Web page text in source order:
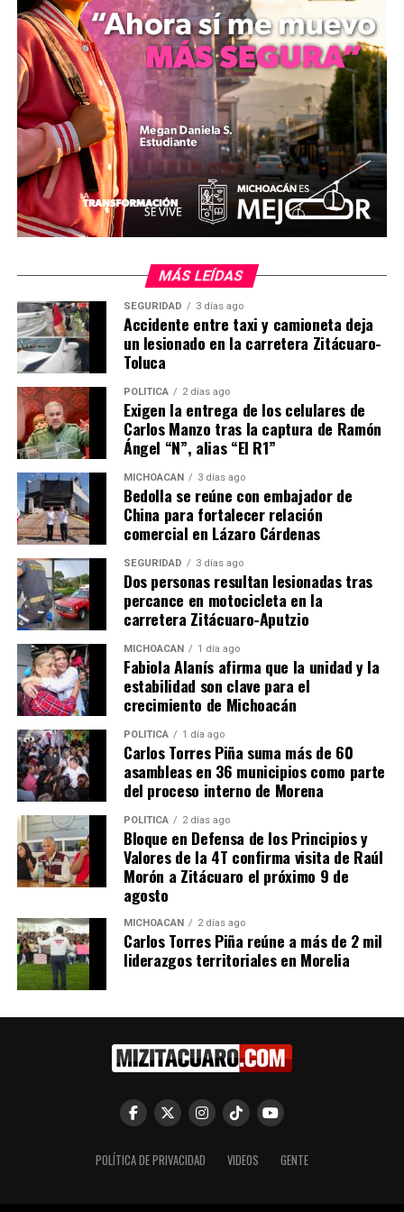
El cuerpo de Bomberos de Zitácuaro reiteró su
compromiso con la seguridad de la ciudadanía,
recordando a la población los números de emergencia
disponibles para reportar cualquier eventualidad:
7151538742, 7151236726 y 7151008419.
La comunidad espera que el menor se recupere pronto
de sus lesiones y que las autoridades investiguen a fondo
las causas de este percance para prevenir futuros
incidentes en la zona. Mientras tanto, los Bomberos de
cualquier emergencia, reafirmando su lema de servicio y
Comparte con:
Me gusta esto:
Relacionado
rescatan a menor con objeto
atorado en la nariz
6 octubre, 2023
En "Seguridad"
lesionado tras derrapar en
su motocicleta en Zitácuaro
26 junio, 2023
En "Seguridad"
Zitácuaro: Bomberos
12 octubre, 2024
MÁS LEÍDAS
SEGURIDAD 3 días ago
Accidente entre taxi y camioneta deja
un lesionado en la carretera Zitácuaro-
Toluca
POLÍTICA 2 días ago
Exigen la entrega de los celulares de
Carlos Manzo tras la captura de Ramón
Ángel “N”, alias “El R1”
MICHOACÁN 3 días ago
Bedolla se reúne con embajador de
China para fortalecer relación
comercial en Lázaro Cárdenas
SEGURIDAD 3 días ago
Dos personas resultan lesionadas tras
percance en motocicleta en la
carretera Zitácuaro-Aputzio
MICHOACÁN 1 día ago
Fabiola Alanís afirma que la unidad y la
estabilidad son clave para el
crecimiento de Michoacán
POLÍTICA 1 día ago
Carlos Torres Piña suma más de 60
asambleas en 36 municipios como parte
del proceso interno de Morena
POLÍTICA 2 días ago
Bloque en Defensa de los Principios y
Valores de la 4T confirma visita de Raúl
Morón a Zitácuaro el próximo 9 de
agosto
MICHOACÁN 2 días ago
Carlos Torres Piña reúne a más de 2 mil
liderazgos territoriales en Morelia
POLÍTICA DE PRIVACIDAD VIDEOS GENTE